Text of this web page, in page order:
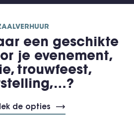
een geschikte
je evenement,
trouwfeest,
de opties